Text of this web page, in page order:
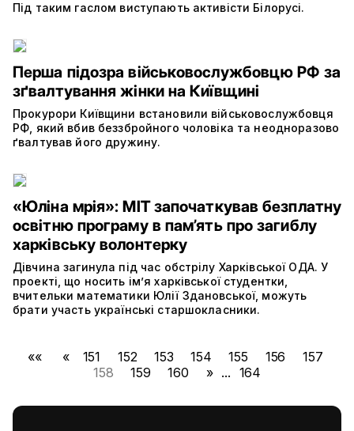
Під таким гаслом виступають активісти Білорусі.
Перша підозра військовослужбовцю РФ за
зґвалтування жінки на Київщині
Прокурори Київщини встановили військовослужбовця
РФ, який вбив беззбройного чоловіка та неодноразово
ґвалтував його дружину.
«Юліна мрія»: МІТ започаткував безплатну
освітню програму в пам’ять про загиблу
харківську волонтерку
Дівчина загинула під час обстрілу Харківської ОДА. У
проекті, що носить ім’я харківської студентки,
вчительки математики Юлії Здановської, можуть
брати участь українські старшокласники.
«« « 151 152 153 154 155 156
157
158
159 160 » ... 164